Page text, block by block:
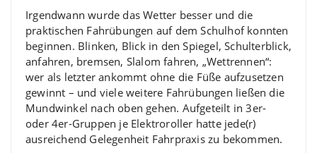
Irgendwann wurde das Wetter besser und die
praktischen Fahrübungen auf dem Schulhof konnten
beginnen. Blinken, Blick in den Spiegel, Schulterblick,
anfahren, bremsen, Slalom fahren, „Wettrennen“:
wer als letzter ankommt ohne die Füße aufzusetzen
gewinnt – und viele weitere Fahrübungen ließen die
Mundwinkel nach oben gehen. Aufgeteilt in 3er-
oder 4er-Gruppen je Elektroroller hatte jede(r)
ausreichend Gelegenheit Fahrpraxis zu bekommen.